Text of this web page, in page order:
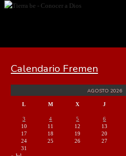
Calendario Fremen
AGOSTO 2026
L M X J
3
4 5 6
10
11 12 13
17
18 19 20
24
25 26 27
31